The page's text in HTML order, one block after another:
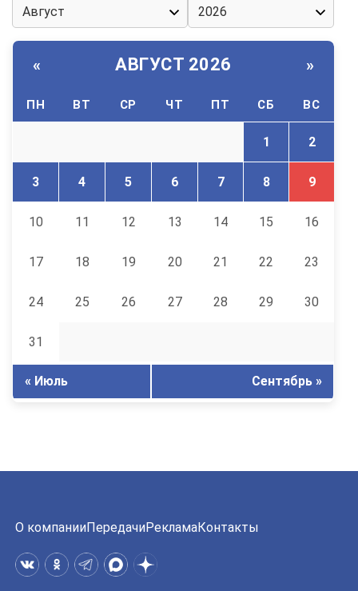
« АВГУСТ 2026 »
ПН ВТ СР ЧТ ПТ СБ ВС
1 2
3 4 5 6 7 8 9
10 11 12 13 14 15 16
17 18 19 20 21 22 23
24 25 26 27 28 29 30
31
« Июль Сентябрь »
О компанииПередачиРекламаКонтакты